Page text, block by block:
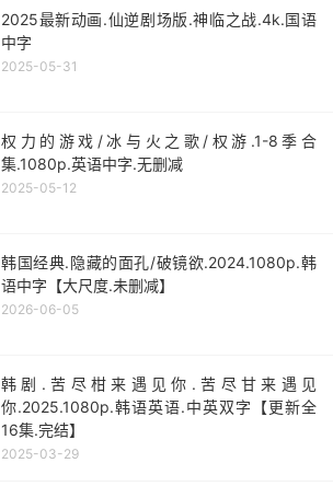
2025最新动画.仙逆剧场版.神临之战.4k.国语
中字
2025-05-31
权力的游戏/冰与火之歌/权游.1-8季合
集.1080p.英语中字.无删减
2025-05-12
韩国经典.隐藏的面孔/破镜欲.2024.1080p.韩
语中字【大尺度.未删减】
2026-06-05
韩剧.苦尽柑来遇见你.苦尽甘来遇见
你.2025.1080p.韩语英语.中英双字【更新全
16集.完结】
2025-03-29